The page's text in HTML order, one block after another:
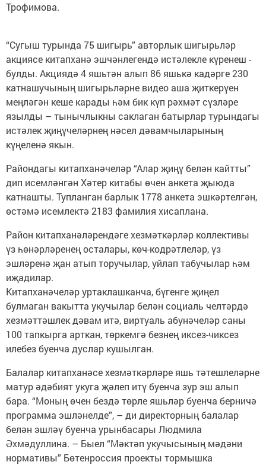
Трофимова.
“Сугыш турында 75 шигырь” авторлык шигырьләр
акциясе китапханә эшчәнлегендә истәлекле кү­ренеш ­
булды. Акциядә 4 яшьтән алып 86 яшькә кадәрге 230
катна­шучының шигырьләрне видео аша җиткерүен
меңләгән кеше карады һәм бик күп рәхмәт сүзләре
язылды – тынычлыкны саклаган батырлар турындагы
истәлек җиңүчеләрнең нәсел дәвамчыларының
күңеленә якын.
Райондагы китапханә­челәр “Алар җиңү белән кайтты”
дип исемләнгән Хәтер китабы өчен анкета җыюда
катнашты. Тупланган барлык 1778 анкета эшкәртелгән,
өстәмә исемлектә 2183 фамилия ­хисаплана.
Район китапханәләрендәге хезмәткәрләр коллективы
үз һөнәрләренең осталары, көч-кодрәтлеләр, үз
эшләренә җан атып торучылар, уйлап табучылар һәм
иҗадилар.
Китапханәчеләр уртаклашканча, бүгенге җиңел
булмаган вакытта укучылар белән социаль челтәрдә
хезмәттәшлек дәвам итә, виртуаль абунәчеләр саны
100 тапкырга арткан, төркемгә безнең иксез-чиксез
илебез буенча дуслар кушылган.
Балалар китапханәсе хезмәт­кәрләре яшь тә­тешлеләрне
матур әдә­бият укуга җәлеп итү буенча зур эш алып
бара. “Моның өчен бездә төр­ле яшьләр буенча берничә
прог­рамма эшләнелде”, – ди ди­ректорның ­ба­лалар
белән эшләү буенча урынбасары ­Людмила
Әхмәдуллина. – Быел “Мәктәп укучысының мәдәни
нормативы” Бөтенроссия проекты тормышка